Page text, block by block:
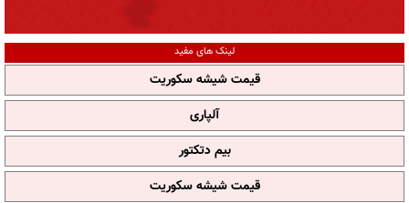
لینک های مفید
قیمت شیشه سکوریت
آلپاری
بیم دتکتور
قیمت شیشه سکوریت